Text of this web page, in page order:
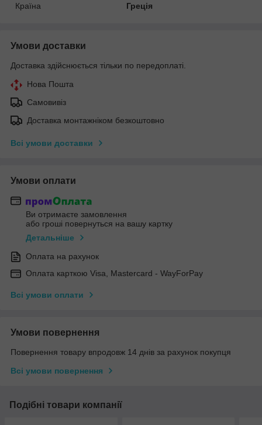
Країна
Греція
Умови доставки
Доставка здійснюється тільки по передоплаті.
Нова Пошта
Самовивіз
Доставка монтажніком безкоштовно
Всі умови доставки
Умови оплати
Ви отримаєте замовлення
або гроші повернуться на вашу картку
Детальніше
Оплата на рахунок
Оплата карткою Visa, Mastercard - WayForPay
Всі умови оплати
Умови повернення
Повернення товару впродовж 14 днів за рахунок покупця
Всі умови повернення
Подібні товари компанії